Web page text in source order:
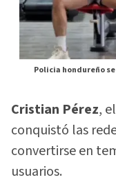
Policia hondureño
Cristian Pérez, el
conquistó las
convertirse en
usuarios.